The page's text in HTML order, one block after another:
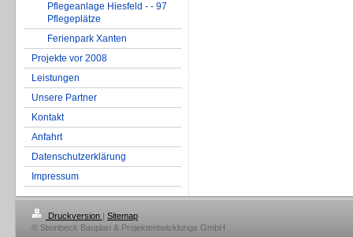
Pflegeanlage Hiesfeld - - 97
Pflegeplätze
Ferienpark Xanten
Projekte vor 2008
Leistungen
Unsere Partner
Kontakt
Anfahrt
Datenschutzerklärung
Impressum
Druckversion | Sitemap
© Steinbeck Bauplan & Projektentwicklungs GmbH